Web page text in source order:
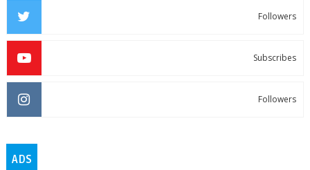
Followers
Subscribes
Followers
ADS